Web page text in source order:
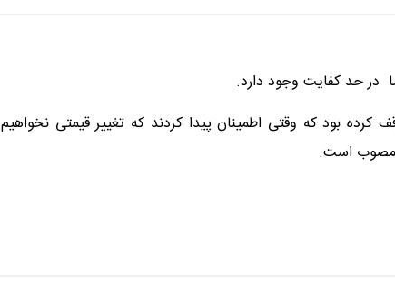
در حد کفایت وجود دارد.
بود که وقتی اطمینان پیدا کردند که تغییر قیمتی نخواهیم
مصوب است.